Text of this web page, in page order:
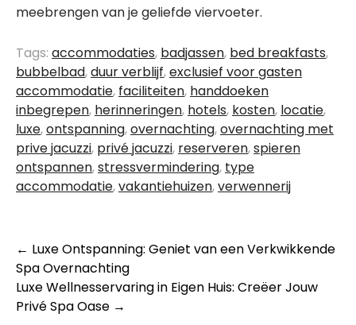
meebrengen van je geliefde viervoeter.
Tags: accommodaties, badjassen, bed breakfasts,
bubbelbad,duur verblijf,exclusief voor gasten
accommodatie, faciliteiten, handdoeken
inbegrepen, herinneringen, hotels, kosten, locatie,
luxe,ontspanning,overnachting,overnachting met
prive jacuzzi, privé jacuzzi, reserveren,spieren
ontspannen,stressvermindering, type
accommodatie,vakantiehuizen,verwennerij
Berichtnavigatie
← Luxe Ontspanning: Geniet van een Verkwikkende
Spa Overnachting
Luxe Wellnesservaring in Eigen Huis: Creëer Jouw
Privé Spa Oase →